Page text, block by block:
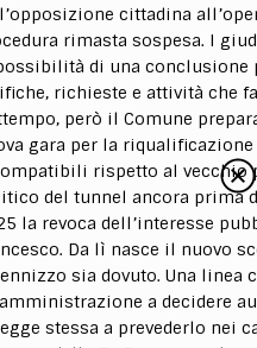
cittadina
rimasta sospesa. I
di una conclusione
richieste e attività che
però il Comune
gara per la riqualificazione
rispetto al vecchio
del tunnel ancora prima
la revoca dell’interesse
Da lì nasce il nuovo
sia dovuto. Una linea
a decidere
stessa a prevederlo nei